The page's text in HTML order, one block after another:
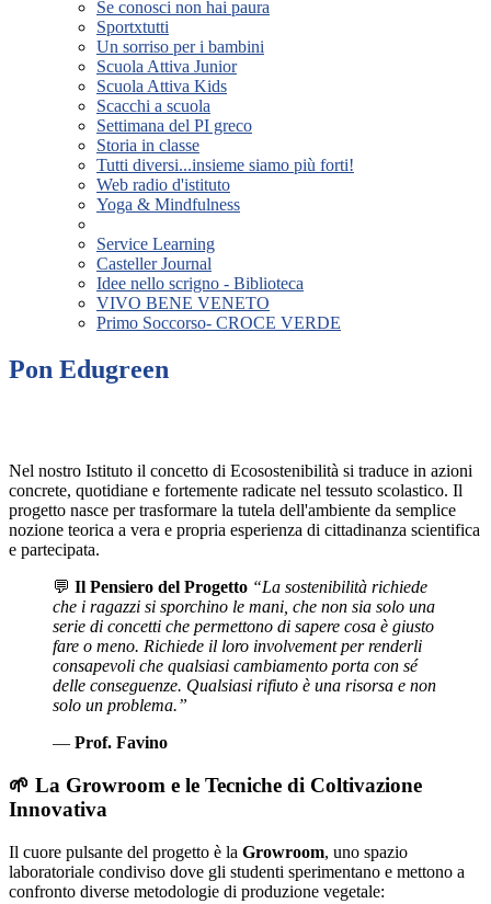
Se conosci non hai paura
Sportxtutti
Un sorriso per i bambini
Scuola Attiva Junior
Scuola Attiva Kids
Scacchi a scuola
Settimana del PI greco
Storia in classe
Tutti diversi...insieme siamo più forti!
Web radio d'istituto
Yoga & Mindfulness
Service Learning
Casteller Journal
Idee nello scrigno - Biblioteca
VIVO BENE VENETO
Primo Soccorso- CROCE VERDE
Pon Edugreen
Nel nostro Istituto il concetto di Ecosostenibilità si traduce in azioni
concrete, quotidiane e fortemente radicate nel tessuto scolastico. Il
progetto nasce per trasformare la tutela dell'ambiente da semplice
nozione teorica a vera e propria esperienza di cittadinanza scientifica
e partecipata.
💬 Il Pensiero del Progetto “La sostenibilità richiede
che i ragazzi si sporchino le mani, che non sia solo una
serie di concetti che permettono di sapere cosa è giusto
fare o meno. Richiede il loro involvement per renderli
consapevoli che qualsiasi cambiamento porta con sé
delle conseguenze. Qualsiasi rifiuto è una risorsa e non
solo un problema.”
— Prof. Favino
🌱 La Growroom e le Tecniche di Coltivazione
Innovativa
Il cuore pulsante del progetto è la Growroom, uno spazio
laboratoriale condiviso dove gli studenti sperimentano e mettono a
confronto diverse metodologie di produzione vegetale: